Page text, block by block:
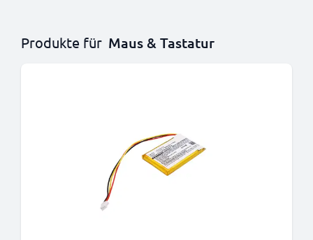
Produkte für Maus & Tastatur